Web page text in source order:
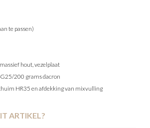
te passen)
hout, vezelplaat
200 grams dacron
HR35 en afdekking van mixvulling
ARTIKEL?